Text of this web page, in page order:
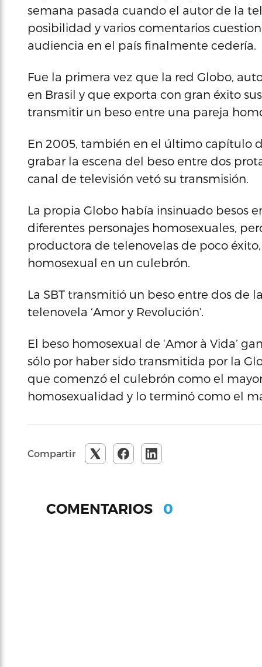
semana pasada cuando el autor de la
posibilidad y varios comentarios
audiencia en el país finalmente cedería.
Fue la primera vez que la red Globo,
en Brasil y que exporta con gran éxito
transmitir un beso entre una pareja
En 2005, también en el último capítulo
grabar la escena del beso entre dos
canal de televisión vetó su transmisión.
La propia Globo había insinuado besos
diferentes personajes homosexuales,
productora de telenovelas de poco
homosexual en un culebrón.
La SBT transmitió un beso entre dos de
telenovela ‘Amor y Revolución’.
El beso homosexual de ‘Amor à Vida’
sólo por haber sido transmitida por la
que comenzó el culebrón como el
homosexualidad y lo terminó como el
Compartir
COMENTARIOS 0